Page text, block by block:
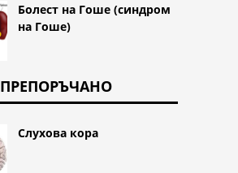
Болест на Гоше (синдром
на Гоше)
ПРЕПОРЪЧАНО
Слухова кора